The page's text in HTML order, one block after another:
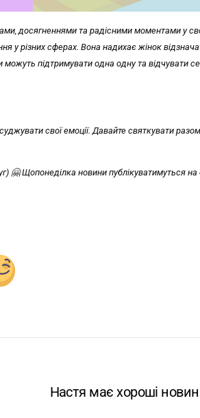
досягненнями та радісними моментами у
у різних сферах. Вона надихає жінок
можуть підтримувати одна одну та відчувати
свої емоції. Давайте святкувати
Щопонеділка новини публікуватимуться на
Настя має хороші